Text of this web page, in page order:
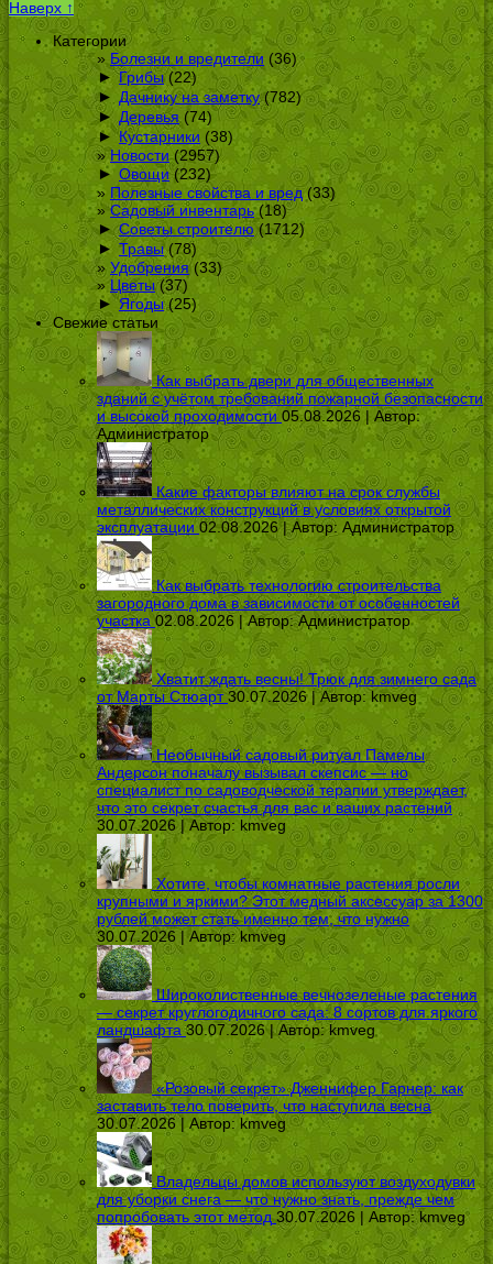
Наверх ↑
Категории
Болезни и вредители (36)
► Грибы(22)
► Дачнику на заметку(782)
► Деревья (74)
► Кустарники (38)
Новости(2957)
► Овощи(232)
Полезные свойства и вред(33)
Садовый инвентарь(18)
► Советы строителю(1712)
► Травы(78)
Удобрения(33)
Цветы(37)
► Ягоды(25)
Свежие статьи
Как выбрать двери для общественных
зданий с учётом требований пожарной безопасности
и высокой проходимости 05.08.2026 | Автор:
Администратор
Какие факторы влияют на срок службы
металлических конструкций в условиях открытой
эксплуатации 02.08.2026 | Автор: Администратор
Как выбрать технологию строительства
загородного дома в зависимости от особенностей
участка 02.08.2026 | Автор:Администратор
Хватит ждать весны! Трюк для зимнего сада
от Марты Стюарт 30.07.2026 | Автор:kmveg
Необычный садовый ритуал Памелы
Андерсон поначалу вызывал скепсис — но
специалист по садоводческой терапии утверждает,
что это секрет счастья для вас и ваших растений
30.07.2026 | Автор: kmveg
Хотите, чтобы комнатные растения росли
крупными и яркими? Этот медный аксессуар за 1300
рублей может стать именно тем, что нужно
30.07.2026 | Автор:kmveg
Широколиственные вечнозеленые растения
— секрет круглогодичного сада: 8 сортов для яркого
ландшафта 30.07.2026 | Автор:kmveg
«Розовый секрет» Дженнифер Гарнер: как
заставить тело поверить, что наступила весна
30.07.2026 | Автор: kmveg
Владельцы домов используют воздуходувки
для уборки снега — что нужно знать, прежде чем
попробовать этот метод 30.07.2026 | Автор:kmveg